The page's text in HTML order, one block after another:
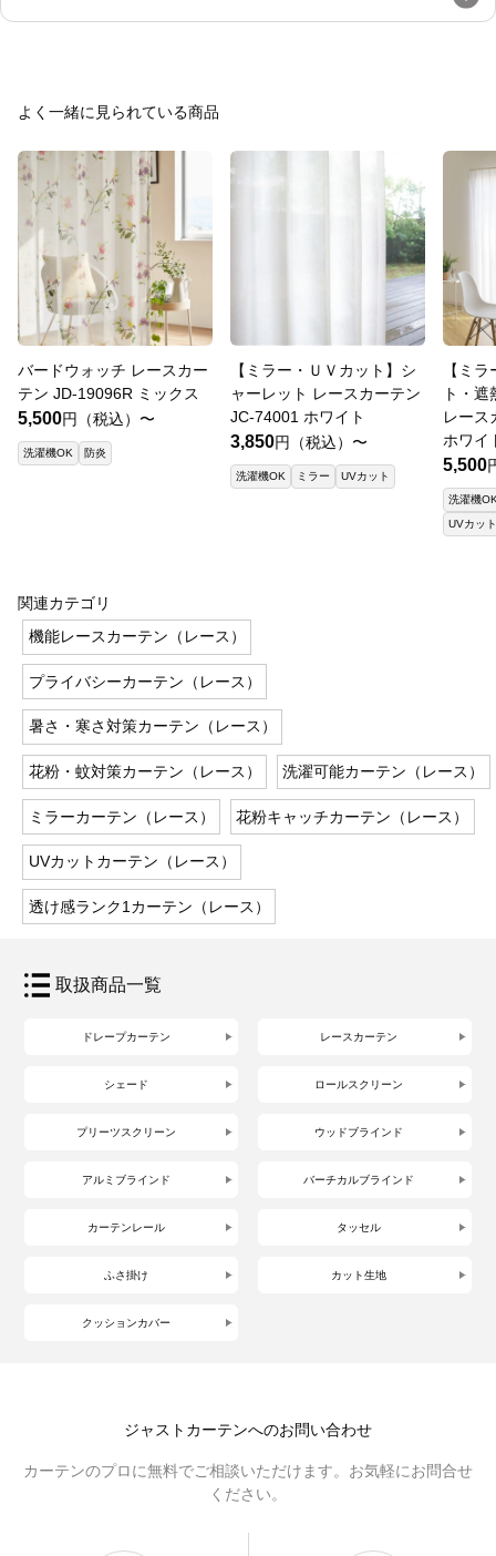
よく一緒に見られている商品
バードウォッチ レースカー
テン JD-19096R ミックス
5,500円（税込）〜
洗濯機OK 防炎
【ミラー・ＵＶカット】シ
ャーレット レースカーテン
JC-74001 ホワイト
3,850円（税込）〜
洗濯機OK ミラー UVカット
【ミ
ト・
レース
ホワイ
5,500
洗濯機
UVカット
関連カテゴリ
機能レースカーテン（レース）
プライバシーカーテン（レース）
暑さ・寒さ対策カーテン（レース）
花粉・蚊対策カーテン（レース） 洗濯可能カーテン（レース）
ミラーカーテン（レース） 花粉キャッチカーテン（レース）
UVカットカーテン（レース）
透け感ランク1カーテン（レース）
取扱商品一覧
ドレープカーテン レースカーテン
シェード ロールスクリーン
プリーツスクリーン ウッドブラインド
アルミブラインド バーチカルブラインド
カーテンレール タッセル
ふさ掛け カット生地
クッションカバー
ジャストカーテンへのお問い合わせ
カーテンのプロに無料でご相談いただけます。お気軽にお問合せ
ください。